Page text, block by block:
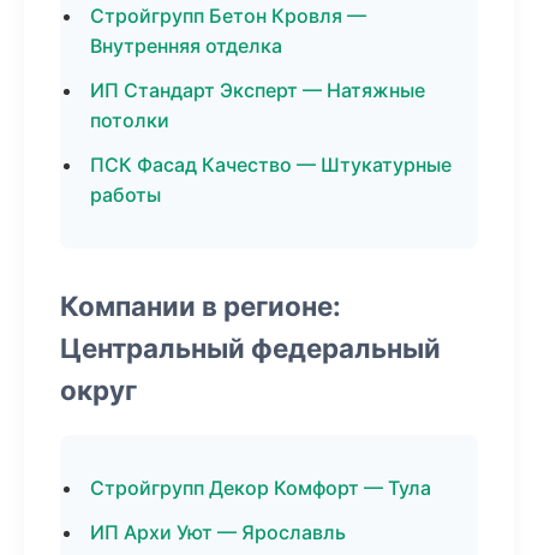
Стройгрупп Бетон Кровля —
Внутренняя отделка
ИП Стандарт Эксперт — Натяжные
потолки
ПСК Фасад Качество — Штукатурные
работы
Компании в регионе:
Центральный федеральный
округ
Стройгрупп Декор Комфорт — Тула
ИП Архи Уют — Ярославль